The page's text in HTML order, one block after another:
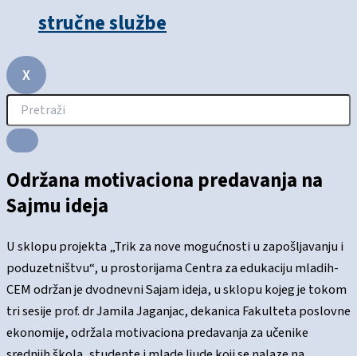
stručne službe
X
Održana motivaciona predavanja na
Sajmu ideja
U sklopu projekta „Trik za nove mogućnosti u zapošljavanju i
poduzetništvu“, u prostorijama Centra za edukaciju mladih-
CEM održan je dvodnevni Sajam ideja, u sklopu kojeg je tokom
tri sesije prof. dr Jamila Jaganjac, dekanica Fakulteta poslovne
ekonomije, održala motivaciona predavanja za učenike